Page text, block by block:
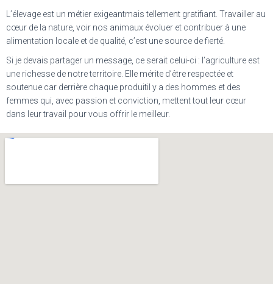
L’élevage est un métier exigeantmais tellement gratifiant. Travailler au
cœur de la nature, voir nos animaux évoluer et contribuer à une
alimentation locale et de qualité, c’est une source de fierté.
Si je devais partager un message, ce serait celui-ci : l’agriculture est
une richesse de notre territoire. Elle mérite d’être respectée et
soutenue car derrière chaque produitil y a des hommes et des
femmes qui, avec passion et conviction, mettent tout leur cœur
dans leur travail pour vous offrir le meilleur.